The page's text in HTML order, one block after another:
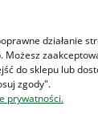
działanie
Możesz
do sklepu lub
zgody".
prywatności.